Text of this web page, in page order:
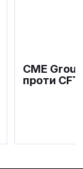
CME
проти